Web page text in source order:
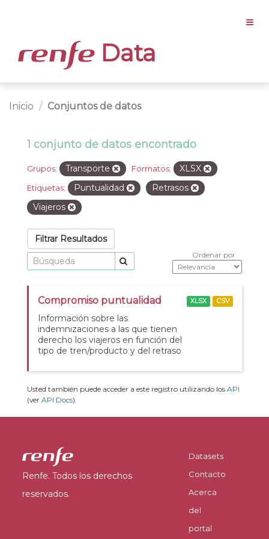
Data
Inicio Conjuntos de datos
1 conjunto de datos encontrado
Grupos: Transporte Formatos: XLSX
Etiquetas: Puntualidad
Retrasos
Viajeros
Filtrar Resultados
Ordenar por
Compromiso puntualidad
Información sobre las
indemnizaciones a las que tienen
derecho los viajeros en función del
tipo de tren/producto y del retraso
XLSX CSV
Usted también puede acceder a este registro utilizando los API
(ver API Docs).
Renfe. Todos los derechos
reservados.
Datasets
Contacto
Acerca
del
portal